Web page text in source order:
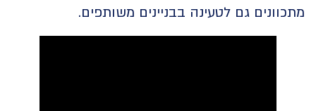
גם לטעינה בבניינים משותפים.